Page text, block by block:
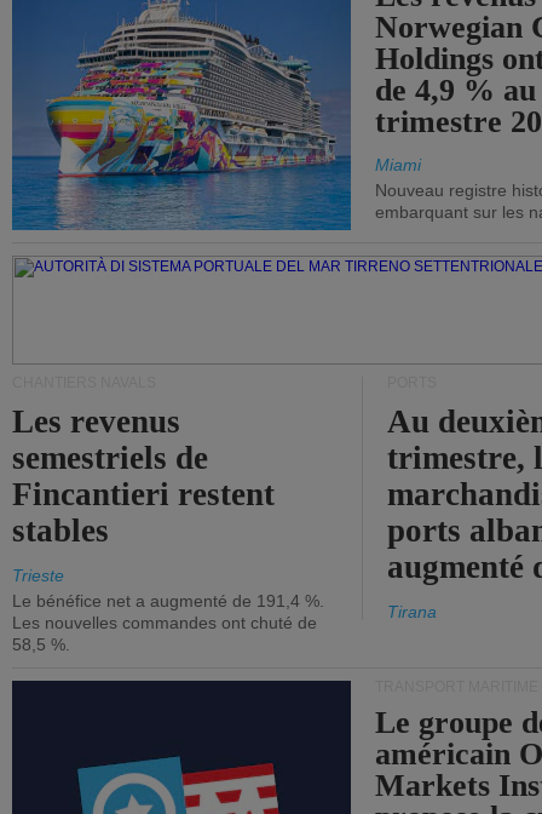
Norwegian
Holdings
de 4,9 %
trimestre
Miami
Nouveau registre
embarquant sur les
Les revenus
semestriels de
Fincantieri restent
stables
Trieste
Le bénéfice net a augmenté de 191,4 %.
Les nouvelles commandes ont chuté de
58,5 %.
Au
trimestre,
ports
augmenté
Tirana
Le groupe
américain
Markets